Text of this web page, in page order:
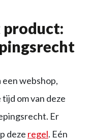
product:
webshop,
om van deze
Er
deze regel. Eén